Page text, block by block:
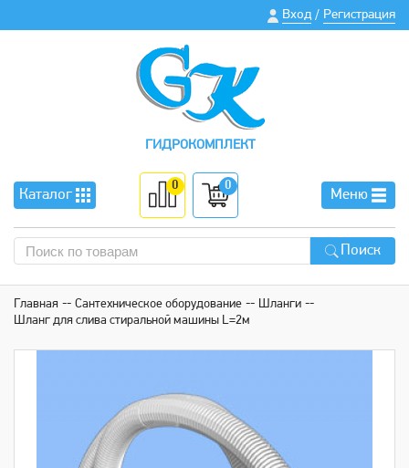
Вход / Регистрация
ГИДРОКОМПЛЕКТ
Каталог
0 0
Меню
Поиск
Главная Сантехническое оборудование
Шланги
Шланг для слива стиральной машины L=2м